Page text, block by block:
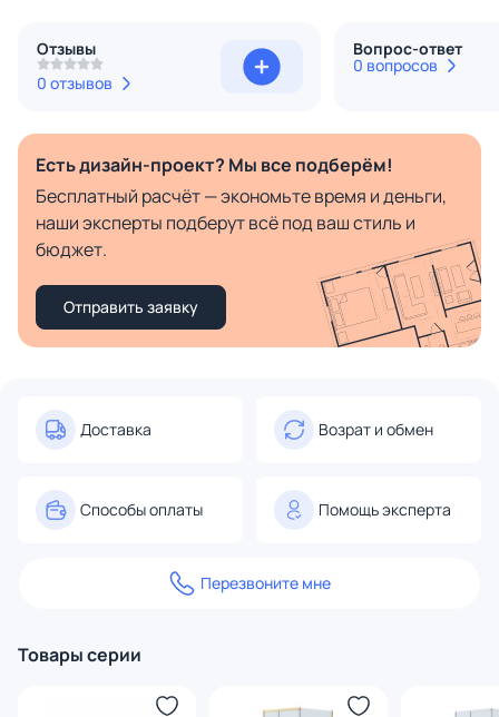
Отзывы
0 отзывов
Вопрос-ответ
0 вопросов
Есть дизайн-проект? Мы все подберём!
Бесплатный расчёт — экономьте время и деньги,
наши эксперты подберут всё под ваш стиль и
бюджет.
Отправить заявку
Доставка Возрат и обмен
Способы оплаты Помощь эксперта
Перезвоните мне
Товары серии